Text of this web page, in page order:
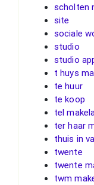
scholten
site
sociale
studio
studio
t huys
te huur
te koop
tel
ter haar
thuis in
twente
twente
twm